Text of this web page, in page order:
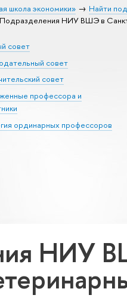
школа экономики» Найти
Подразделения НИУ ВШЭ в
совет
совет
совет
профессора и
ординарных профессоров
НИУ